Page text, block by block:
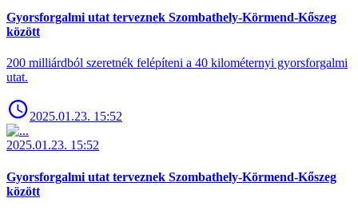
Gyorsforgalmi utat terveznek Szombathely-Körmend-Kőszeg
között
200 milliárdból szeretnék felépíteni a 40 kilométernyi gyorsforgalmi
utat.
2025.01.23. 15:52
2025.01.23. 15:52
Gyorsforgalmi utat terveznek Szombathely-Körmend-Kőszeg
között